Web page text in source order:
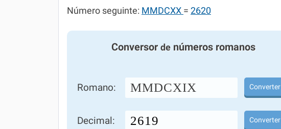
Número seguinte: MMDCXX = 2620
Conversor denúmeros romanos
Romano: MMDCXIX Converter
Decimal: Converter